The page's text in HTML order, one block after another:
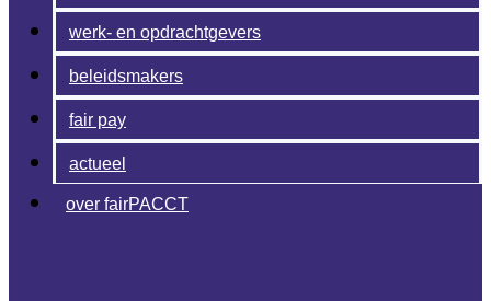
werk- en opdrachtgevers
beleidsmakers
fair pay
actueel
over fairPACCT